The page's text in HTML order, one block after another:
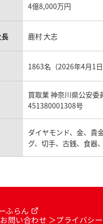
4億8,000万円
鹿村 大志
1863名（2026年4月1日
買取業 神奈川県公安委
451380001308号
ダイヤモンド、金、貴
グ、切手、古銭、食器
ふらん
お問い合わせ
プライバシ